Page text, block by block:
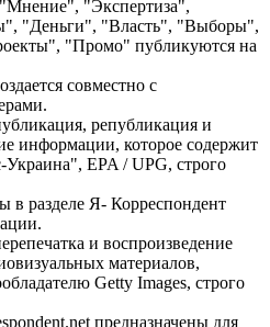
"Экспертиза",
"Деньги", "Власть", "Выборы",
"Промо" публикуются на
совместно с
републикация и
информации, которое содержит
EPA / UPG, строго
в разделе Я- Корреспондент
и воспроизведение
материалов,
Getty Images, строго
предназначены для